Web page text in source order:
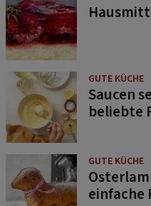
GUTE KÜCHE
Saucen
beliebte
GUTE KÜCHE
einfache